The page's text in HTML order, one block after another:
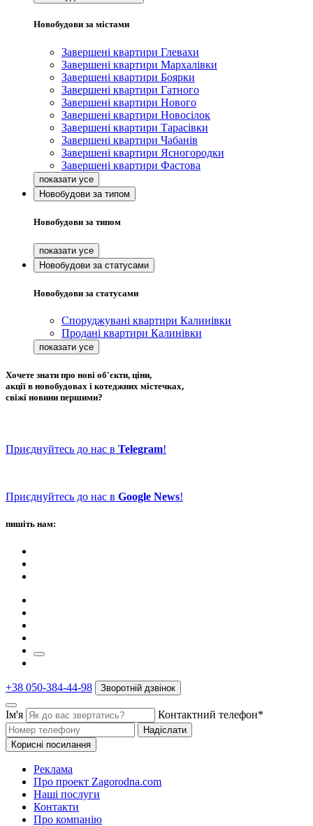
Новобудови за містами
Завершені квартири Глевахи
Завершені квартири Мархалівки
Завершені квартири Боярки
Завершені квартири Гатного
Завершені квартири Нового
Завершені квартири Новосілок
Завершені квартири Тарасівки
Завершені квартири Чабанів
Завершені квартири Ясногородки
Завершені квартири Фастова
Новобудови за типом
Новобудови за типом
Новобудови за статусами
Новобудови за статусами
Споруджувані квартири Калинівки
Продані квартири Калинівки
Хочете знати про нові об'єкти, ціни,
акції в новобудовах і котеджних містечках,
свіжі новини першими?
Приєднуйтесь до нас в Telegram!
Приєднуйтесь до нас в Google News!
пишіть нам:
+38 050-384-44-98 Зворотній дзвінок
Ім'я Контактний телефон*
Надіслати
Корисні посилання
Реклама
Про проект Zagorodna.com
Наші послуги
Контакти
Про компанію